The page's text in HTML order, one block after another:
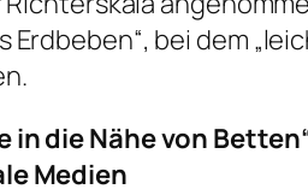
Erdbeben“, bei dem
in die Nähe von
Medien